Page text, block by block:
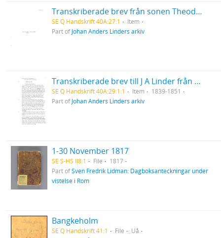
Transkriberade brev från sonen Theodor
SE Q Handskrift 40A:27:1
Item
Part ofJohan Anders Linders arkiv
Transkriberade brev till J A Linder från Hanna och Louisa Leijel
SE Q Handskrift 40A:29:1:1 Item
1839-1851
Part ofJohan Anders Linders arkiv
1-30 November 1817
SE S-HS Il8:1 File
1817
Part ofSven Fredrik Lidman: Dagboksanteckningar under
vistelse i Rom
Bangkeholm
SE Q Handskrift 41:1 File
Uå